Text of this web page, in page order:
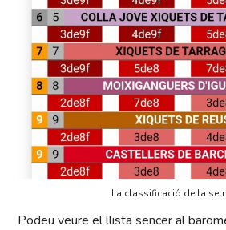
La classificació de la
Podeu veure el llista sencer al